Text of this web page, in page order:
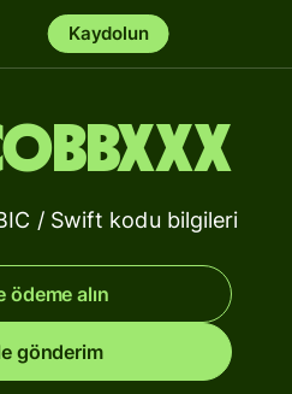
Kaydolun
/ Swift kodu bilgileri
ödeme alın
gönderim